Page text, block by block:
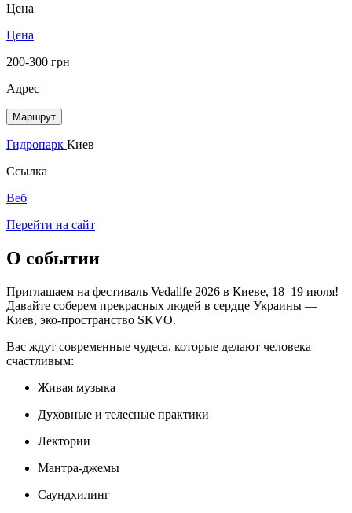
Цена
Цена
200-300 грн
Адрес
Маршрут
Гидропарк Киев
Ссылка
Веб
Перейти на сайт
О событии
Приглашаем на фестиваль Vedalife 2026 в Киеве, 18–19 июля!
Давайте соберем прекрасных людей в сердце Украины —
Киев, эко-пространство SKVO.
Вас ждут современные чудеса, которые делают человека
счастливым:
Живая музыка
Духовные и телесные практики
Лектории
Мантра-джемы
Саундхилинг